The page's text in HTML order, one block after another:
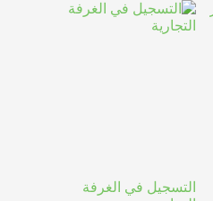
التسجيل في الغرفة